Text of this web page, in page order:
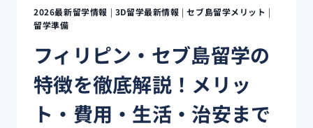
ピ
内・
ア
ジ
ア
各
2026最新留学情報 | 3D留学最新情報 |セブ島留学メリット |
留学準備
フィリピン・セブ島留学の
特徴を徹底解説！メリッ
ト・費用・生活・治安まで